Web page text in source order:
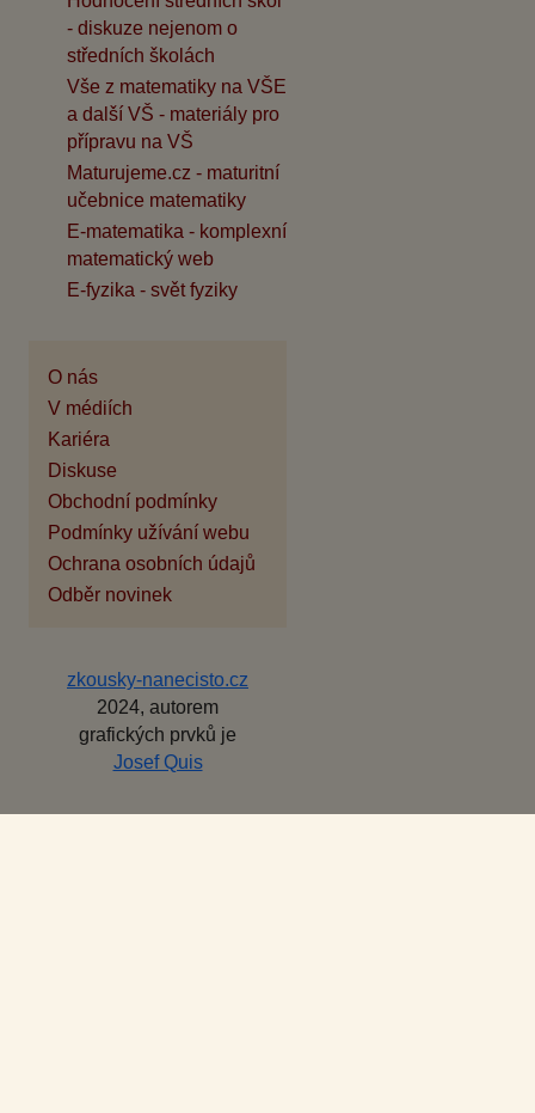
- diskuze nejenom o
středních školách
Vše z matematiky na VŠE
a další VŠ - materiály pro
přípravu na VŠ
Maturujeme.cz - maturitní
učebnice matematiky
E-matematika - komplexní
matematický web
E-fyzika - svět fyziky
O nás
V médiích
Kariéra
Diskuse
Obchodní podmínky
Podmínky užívání webu
Ochrana osobních údajů
Odběr novinek
zkousky-nanecisto.cz
2024, autorem
grafických prvků je
Josef Quis